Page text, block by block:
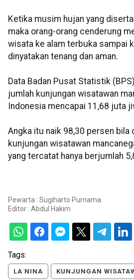
Ketika musim hujan yang
maka orang-orang cenderung
wisata ke alam terbuka sampai
dinyatakan tenang dan aman.
Data Badan Pusat Statistik
jumlah kunjungan wisatawan
Indonesia mencapai 11,68 juta
Angka itu naik 98,30 persen bila
kunjungan wisatawan
yang tercatat hanya berjumlah
Pewarta : Sugiharto Purnama
Editor : Abdul Hakim
Tags:
LA NINA KUNJUNGAN